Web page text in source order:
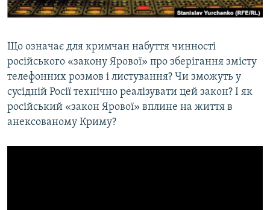
ІНФОГРАФІКА
ДОЛУЧАЙСЯ!
Усі сайти RFE/RL
Що означає для кримчан набуття чинності
російського «закону Ярової» про зберігання змісту
телефонних розмов і листування? Чи зможуть у
сусідній Росії технічно реалізувати цей закон? І як
російський «закон Ярової» вплине на життя в
анексованому Криму?